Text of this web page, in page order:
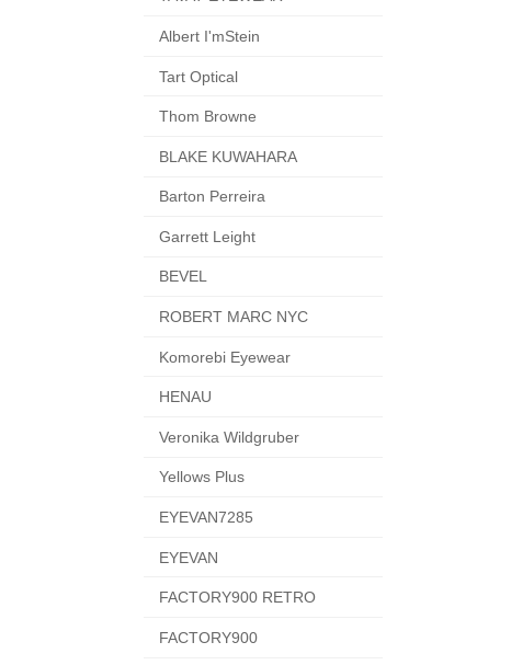
Albert I'mStein
Tart Optical
Thom Browne
BLAKE KUWAHARA
Barton Perreira
Garrett Leight
BEVEL
ROBERT MARC NYC
Komorebi Eyewear
HENAU
Veronika Wildgruber
Yellows Plus
EYEVAN7285
EYEVAN
FACTORY900 RETRO
FACTORY900